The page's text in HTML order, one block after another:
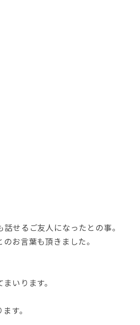
せるご友人になったとの事。
お言葉も頂きました。
いります。
す。